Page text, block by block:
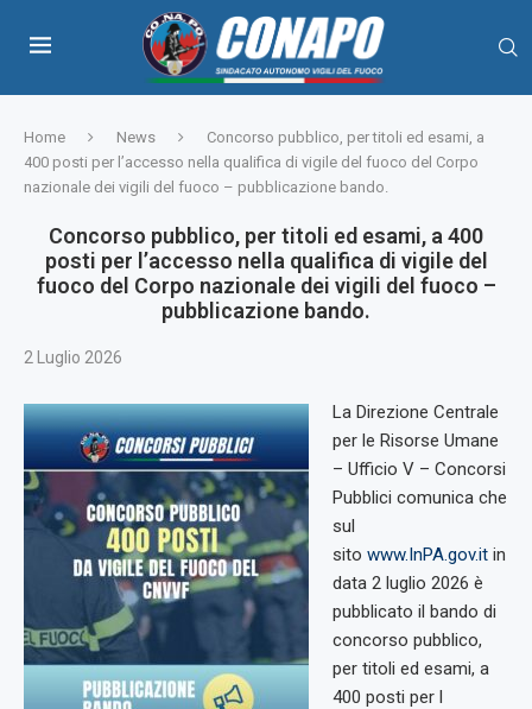
Home News
Concorso pubblico, per titoli ed esami, a
400 posti per l’accesso nella qualifica di vigile del fuoco del Corpo
nazionale dei vigili del fuoco – pubblicazione bando.
Concorso pubblico, per titoli ed esami, a 400
posti per l’accesso nella qualifica di vigile del
fuoco del Corpo nazionale dei vigili del fuoco –
pubblicazione bando.
2 Luglio 2026
La Direzione Centrale
per le Risorse Umane
– Ufficio V – Concorsi
Pubblici comunica che
sul
sito www.InPA.gov.it in
data 2 luglio 2026 è
pubblicato il bando di
concorso pubblico,
per titoli ed esami, a
400 posti per l